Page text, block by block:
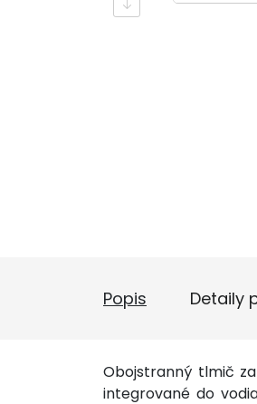
Popis Detaily
Obojstranný tlmič
integrované do